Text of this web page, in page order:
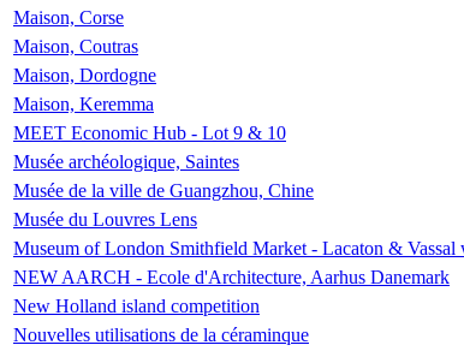
Maison, Corse
Maison, Coutras
Maison, Dordogne
Maison, Keremma
MEET Economic Hub - Lot 9 & 10
Musée archéologique, Saintes
Musée de la ville de Guangzhou, Chine
Musée du Louvres Lens
Museum of London Smithfield Market - Lacaton & Vassal
NEW AARCH - Ecole d'Architecture, Aarhus Danemark
New Holland island competition
Nouvelles utilisations de la céraminque